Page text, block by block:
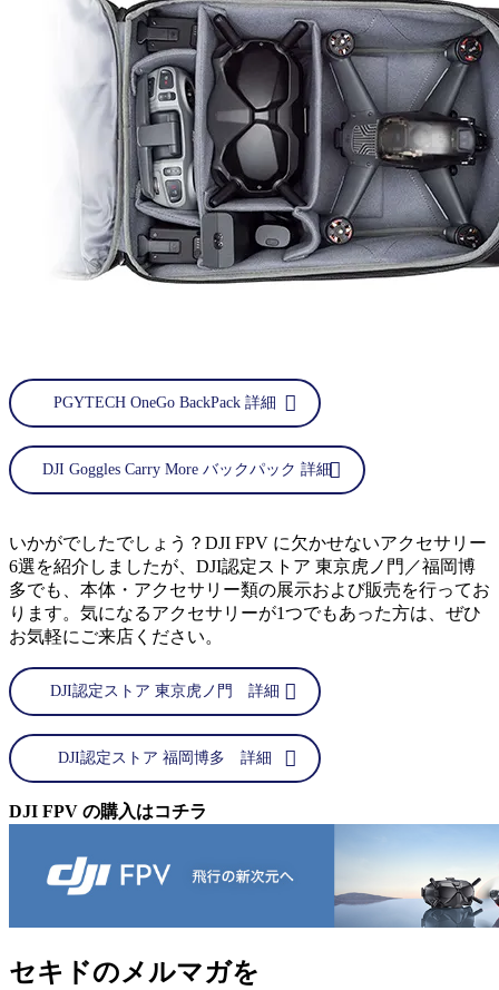
PGYTECH OneGo BackPack 詳細
DJI Goggles Carry More バックパック 詳細
いかがでしたでしょう？DJI FPV に欠かせないアクセサリー
6選を紹介しましたが、DJI認定ストア 東京虎ノ門／福岡博
多でも、本体・アクセサリー類の展示および販売を行ってお
ります。気になるアクセサリーが1つでもあった方は、ぜひ
お気軽にご来店ください。
DJI認定ストア 東京虎ノ門 詳細
DJI認定ストア 福岡博多 詳細
DJI FPV の購入はコチラ
セキドのメルマガを